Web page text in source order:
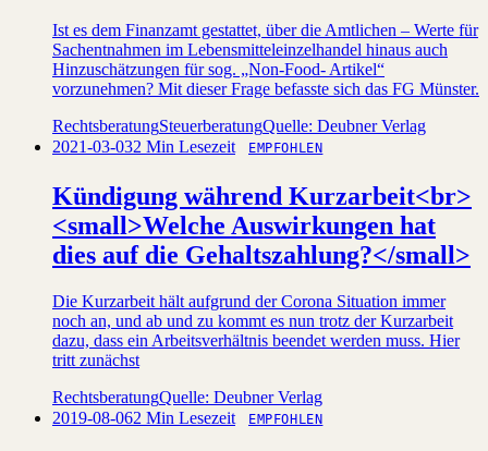
Ist es dem Finanzamt gestattet, über die Amtlichen – Werte für
Sachentnahmen im Lebensmitteleinzelhandel hinaus auch
Hinzuschätzungen für sog. „Non-Food- Artikel“
vorzunehmen? Mit dieser Frage befasste sich das FG Münster.
RechtsberatungSteuerberatungQuelle: Deubner Verlag
2021-03-032 Min Lesezeit EMPFOHLEN
Kündigung während Kurzarbeit<br>
<small>Welche Auswirkungen hat
dies auf die Gehaltszahlung?</small>
Die Kurzarbeit hält aufgrund der Corona Situation immer
noch an, und ab und zu kommt es nun trotz der Kurzarbeit
dazu, dass ein Arbeitsverhältnis beendet werden muss. Hier
tritt zunächst
RechtsberatungQuelle: Deubner Verlag
2019-08-062 Min Lesezeit EMPFOHLEN